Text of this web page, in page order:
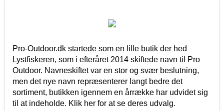
Pro-Outdoor.dk startede som en lille butik der hed
Lystfiskeren, som i efteråret 2014 skiftede navn til Pro
Outdoor. Navneskiftet var en stor og svær beslutning,
men det nye navn repræsenterer langt bedre det
sortiment, butikken igennem en årrække har udvidet sig
til at indeholde. Klik her for at se deres udvalg.